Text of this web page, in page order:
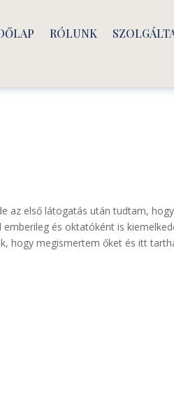
RÓLUNK
az első látogatás után tudtam,
és oktatóként is
hogy megismertem őket és itt